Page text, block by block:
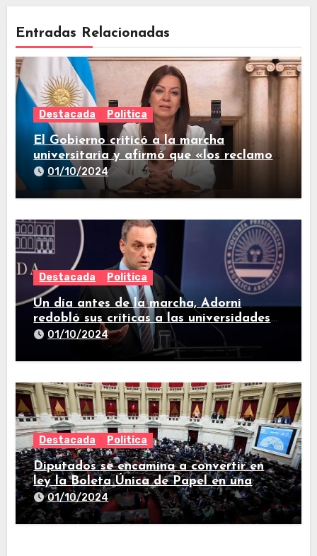
Entradas Relacionadas
Destacada Politica
El Gobierno criticó a la marcha
universitaria y afirmó que «los reclamos
están todos resueltos»
01/10/2024
Destacada Politica
Un día antes de la marcha, Adorni
redobló sus críticas a las universidades
nacionales
01/10/2024
Destacada Politica
Diputados se encamina a convertir en
ley la Boleta Única de Papel en una
larga sesión
01/10/2024